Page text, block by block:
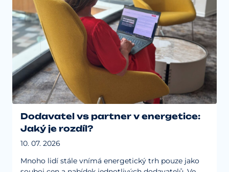
Dodavatel vs partner v energetice:
Jaký je rozdíl?
10. 07. 2026
Mnoho lidí stále vnímá energetický trh pouze jako